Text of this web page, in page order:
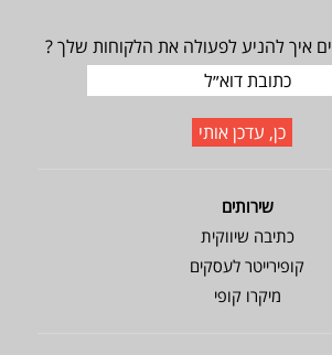
איך להניע לפעולה את הלקוחות שלך ?
שירותים
כתיבה שיווקית
קופירייטר לעסקים
מיקרו קופי